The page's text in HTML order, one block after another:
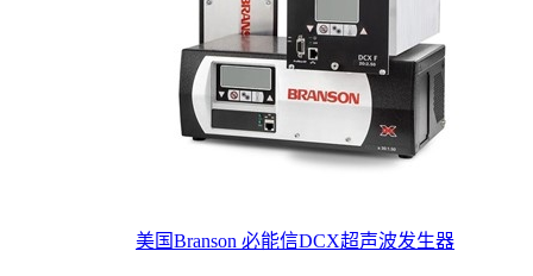
美国Branson 必能信DCX超声波发生器